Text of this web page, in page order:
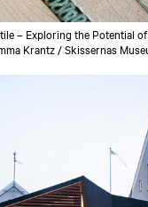
– Exploring the Potential
Krantz / Skissernas